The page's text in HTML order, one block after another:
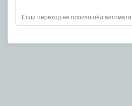
Если переход не произошёл